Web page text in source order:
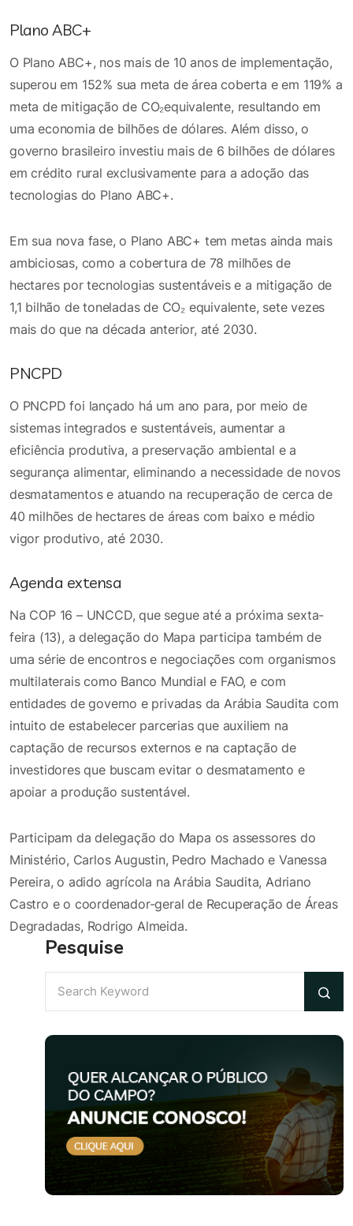
Plano ABC+
O Plano ABC+, nos mais de 10 anos de implementação,
superou em 152% sua meta de área coberta e em 119% a
meta de mitigação de CO₂equivalente, resultando em
uma economia de bilhões de dólares. Além disso, o
governo brasileiro investiu mais de 6 bilhões de dólares
em crédito rural exclusivamente para a adoção das
tecnologias do Plano ABC+.
Em sua nova fase, o Plano ABC+ tem metas ainda mais
ambiciosas, como a cobertura de 78 milhões de
hectares por tecnologias sustentáveis e a mitigação de
1,1 bilhão de toneladas de CO₂ equivalente, sete vezes
mais do que na década anterior, até 2030.
PNCPD
O PNCPD foi lançado há um ano para, por meio de
sistemas integrados e sustentáveis, aumentar a
eficiência produtiva, a preservação ambiental e a
segurança alimentar, eliminando a necessidade de novos
desmatamentos e atuando na recuperação de cerca de
40 milhões de hectares de áreas com baixo e médio
vigor produtivo, até 2030.
Agenda extensa
Na COP 16 – UNCCD, que segue até a próxima sexta-
feira (13), a delegação do Mapa participa também de
uma série de encontros e negociações com organismos
multilaterais como Banco Mundial e FAO, e com
entidades de governo e privadas da Arábia Saudita com
intuito de estabelecer parcerias que auxiliem na
captação de recursos externos e na captação de
investidores que buscam evitar o desmatamento e
apoiar a produção sustentável.
Participam da delegação do Mapa os assessores do
Ministério, Carlos Augustin, Pedro Machado e Vanessa
Pereira, o adido agrícola na Arábia Saudita, Adriano
Castro e o coordenador-geral de Recuperação de Áreas
Degradadas, Rodrigo Almeida.
Pesquise